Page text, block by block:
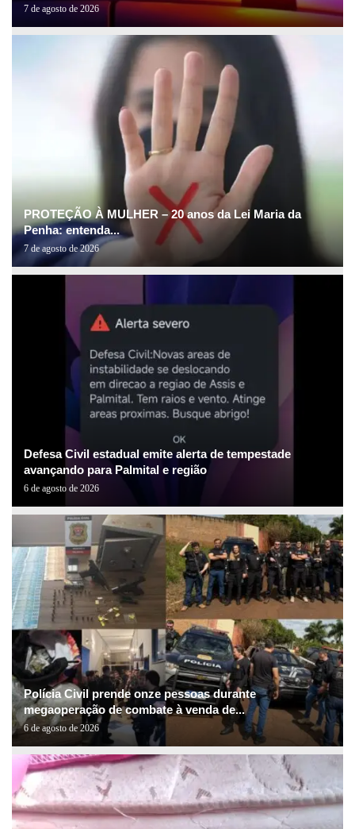
7 de agosto de 2026
PROTEÇÃO À MULHER – 20 anos da Lei Maria da
Penha: entenda...
7 de agosto de 2026
Defesa Civil estadual emite alerta de tempestade
avançando para Palmital e região
6 de agosto de 2026
Polícia Civil prende onze pessoas durante
megaoperação de combate à venda de...
6 de agosto de 2026